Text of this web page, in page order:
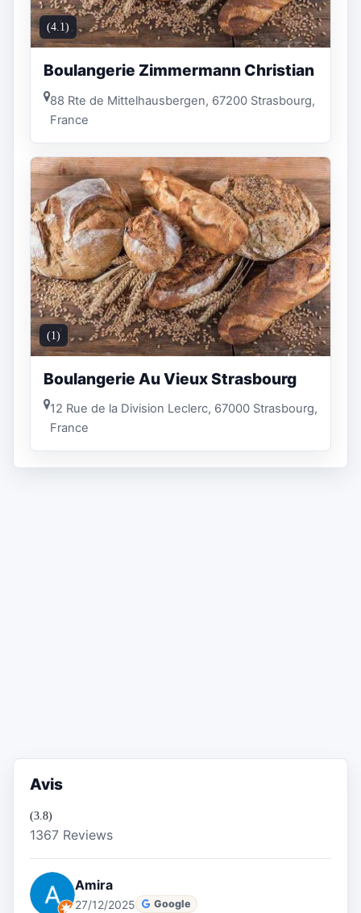
(4.1)
Boulangerie Zimmermann Christian
88 Rte de Mittelhausbergen, 67200 Strasbourg,
France
(1)
Boulangerie Au Vieux Strasbourg
12 Rue de la Division Leclerc, 67000 Strasbourg,
France
Avis
(3.8)
1367 Reviews
Amira
27/12/2025 Google